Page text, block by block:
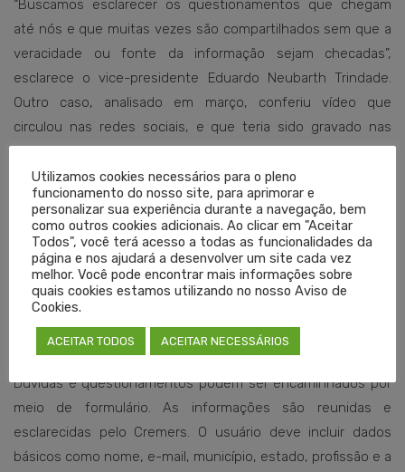
“Buscamos esclarecer os questionamentos que chegam
até nós e que muitas vezes são compartilhados sem que a
veracidade ou fonte da informação sejam checadas”,
esclarece o vice-presidente Eduardo Neubarth Trindade.
Outro caso, analisado em março, conferiu vídeo que
circulou nas redes sociais, e que teria sido gravado nas
dependências de um dos hospitais de Porto Alegre, com
alegações de que não há superlotação ou gravidade na
situação de enfrentamento à Covid-19. As checagens
realizadas pelo Cremers e outras agências verificadas
mundialmente podem ser encontradas em
cremers.org.br/fake-news.
Faça sua checagem
O canal on-line do Cremers está disponível para todos.
Dúvidas e questionamentos podem ser encaminhados por
meio de formulário. As informações são reunidas e
esclarecidas pelo Cremers. O usuário deve incluir dados
básicos como nome, e-mail, município, estado, profissão e a
Utilizamos cookies necessários para o pleno
funcionamento do nosso site, para aprimorar e
personalizar sua experiência durante a navegação, bem
como outros cookies adicionais. Ao clicar em "Aceitar
Todos", você terá acesso a todas as funcionalidades da
página e nos ajudará a desenvolver um site cada vez
melhor. Você pode encontrar mais informações sobre
quais cookies estamos utilizando no nosso Aviso de
Cookies.
ACEITAR TODOS ACEITAR NECESSÁRIOS